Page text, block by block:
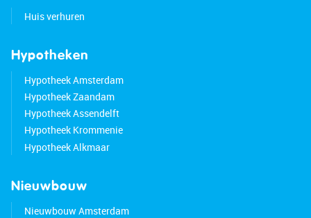
Huis verhuren
Hypotheken
Hypotheek Amsterdam
Hypotheek Zaandam
Hypotheek Assendelft
Hypotheek Krommenie
Hypotheek Alkmaar
Nieuwbouw
Nieuwbouw Amsterdam